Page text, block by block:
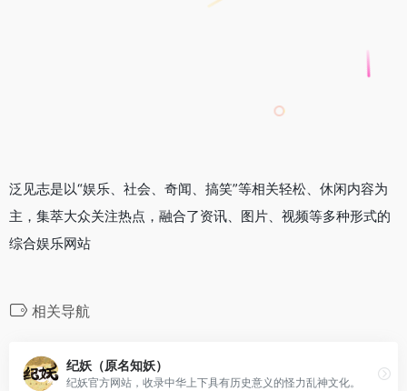
泛见志是以“娱乐、社会、奇闻、搞笑”等相关轻松、休闲内容为
主，集萃大众关注热点，融合了资讯、图片、视频等多种形式的
综合娱乐网站
相关导航
纪妖（原名知妖）
纪妖官方网站，收录中华上下具有历史意义的怪力乱神文化。